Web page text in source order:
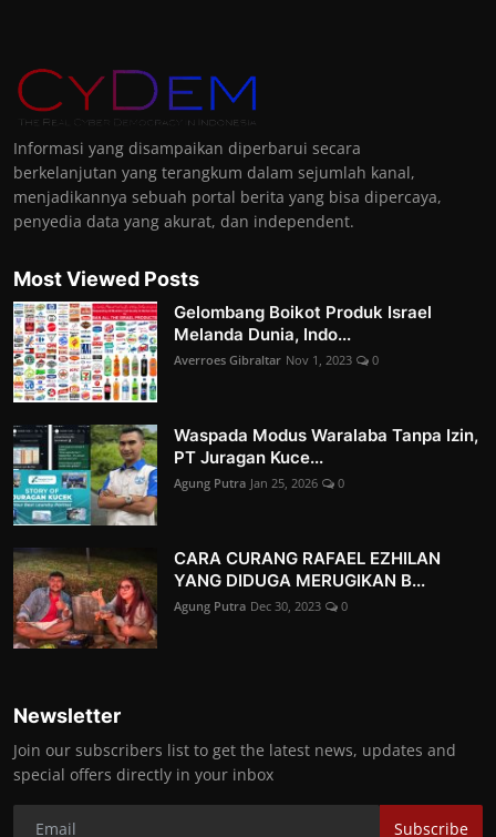
Informasi yang disampaikan diperbarui secara
berkelanjutan yang terangkum dalam sejumlah kanal,
menjadikannya sebuah portal berita yang bisa dipercaya,
penyedia data yang akurat, dan independent.
Most Viewed Posts
Gelombang Boikot Produk Israel
Melanda Dunia, Indo...
Averroes Gibraltar Nov 1, 2023 0
Waspada Modus Waralaba Tanpa Izin,
PT Juragan Kuce...
Agung Putra Jan 25, 2026 0
CARA CURANG RAFAEL EZHILAN
YANG DIDUGA MERUGIKAN B...
Agung Putra Dec 30, 2023 0
Newsletter
Join our subscribers list to get the latest news, updates and
special offers directly in your inbox
Subscribe